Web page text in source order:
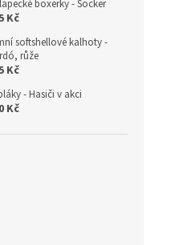
boxerky - Socker
Kč
softshellové kalhoty -
růže
Kč
- Hasiči v akci
Kč